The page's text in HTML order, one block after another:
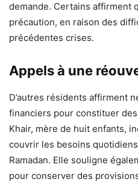
demande. Certains affirment
précaution, en raison des
précédentes crises.
Appels à une
D’autres résidents affirment
financiers pour constituer
Khair, mère de huit enfants,
couvrir les besoins
Ramadan. Elle souligne
pour conserver des